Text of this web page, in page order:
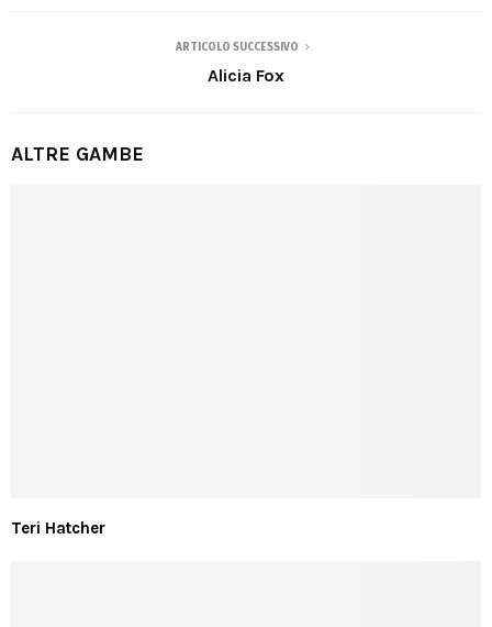
ARTICOLO SUCCESSIVO
Alicia Fox
ALTRE GAMBE
Teri Hatcher